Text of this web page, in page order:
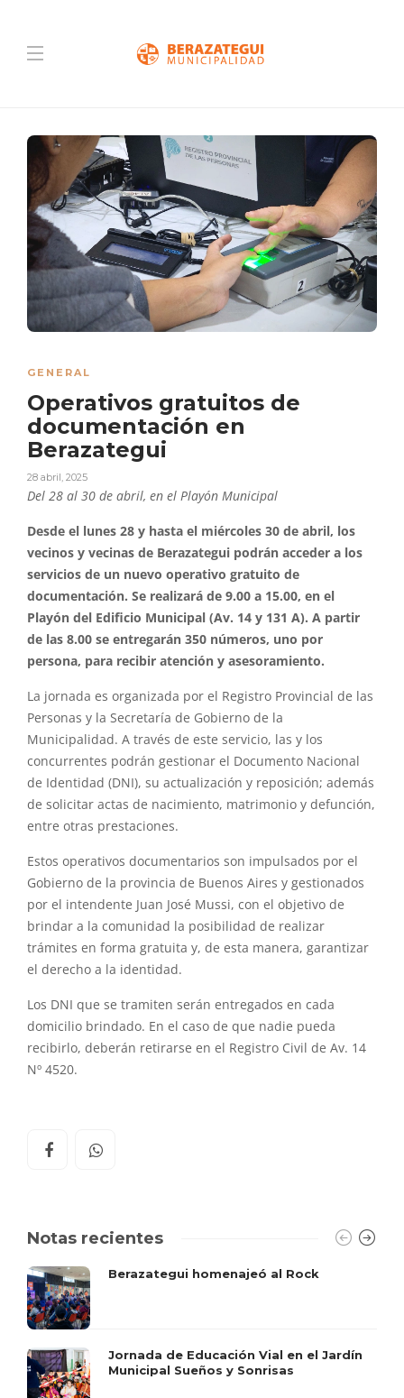
GENERAL
Operativos gratuitos de
documentación en
Berazategui
28 abril, 2025
Del 28 al 30 de abril, en el Playón Municipal
Desde el lunes 28 y hasta el miércoles 30 de abril, los
vecinos y vecinas de Berazategui podrán acceder a los
servicios de un nuevo operativo gratuito de
documentación. Se realizará de 9.00 a 15.00, en el
Playón del Edificio Municipal (Av. 14 y 131 A). A partir
de las 8.00 se entregarán 350 números, uno por
persona, para recibir atención y asesoramiento.
La jornada es organizada por el Registro Provincial de las
Personas y la Secretaría de Gobierno de la
Municipalidad. A través de este servicio, las y los
concurrentes podrán gestionar el Documento Nacional
de Identidad (DNI), su actualización y reposición; además
de solicitar actas de nacimiento, matrimonio y defunción,
entre otras prestaciones.
Estos operativos documentarios son impulsados por el
Gobierno de la provincia de Buenos Aires y gestionados
por el intendente Juan José Mussi, con el objetivo de
brindar a la comunidad la posibilidad de realizar
trámites en forma gratuita y, de esta manera, garantizar
el derecho a la identidad.
Los DNI que se tramiten serán entregados en cada
domicilio brindado. En el caso de que nadie pueda
recibirlo, deberán retirarse en el Registro Civil de Av. 14
Nº 4520.
Notas recientes
Berazategui homenajeó al Rock
Jornada de Educación Vial en el Jardín
Municipal Sueños y Sonrisas